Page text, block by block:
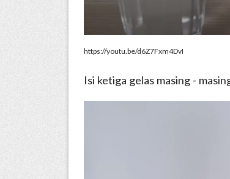
https://youtu.be/d6Z7Fxm4DvI
Isi ketiga gelas masing -